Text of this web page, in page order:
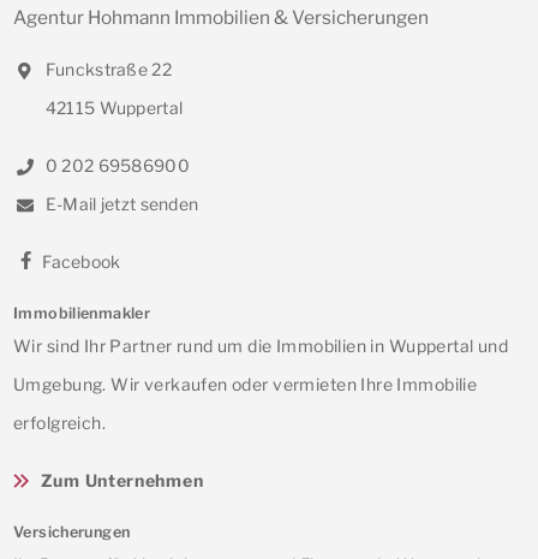
Agentur Hohmann Immobilien & Versicherungen
Funckstraße 22
42115 Wuppertal
0 202 69586900
E-Mail jetzt senden
Facebook
Immobilienmakler
Wir sind Ihr Partner rund um die Immobilien in Wuppertal und
Umgebung. Wir verkaufen oder vermieten Ihre Immobilie
erfolgreich.
Zum Unternehmen
Versicherungen